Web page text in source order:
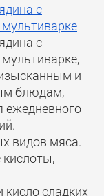
с
с
и
блюдам,
ежедневного
видов мяса.
кислоты,
сладких